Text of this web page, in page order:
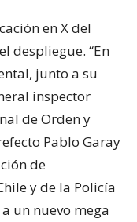
en X del
despliegue. “En
junto a su
inspector
de Orden y
Pablo Garay
de
y de la Policía
un nuevo mega